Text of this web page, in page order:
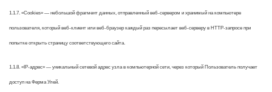
1.1.7. «Cookies» — небольшой фрагмент данных, отправленный веб-сервером и хранимый на компьютере
пользователя, который веб-клиент или веб-браузер каждый раз пересылает веб-серверу в HTTP-запросе при
попытке открыть страницу соответствующего сайта.
1.1.8. «IP-адрес» — уникальный сетевой адрес узла в компьютерной сети, через который Пользователь получает
доступ на Ферма Улей.